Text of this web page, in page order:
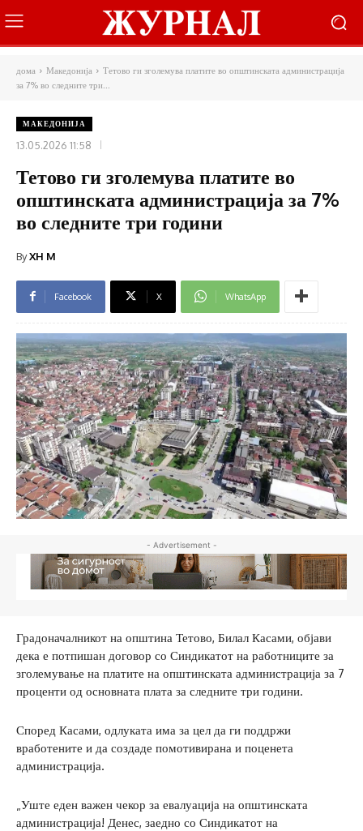
дома Македонија
Тетово ги зголемува платите во општинската администрација
за 7% во следните три...
МАКЕДОНИЈА
13.05.2026 11:58
Тетово ги зголемува платите во
општинската администрација за 7%
во следните три години
ByXH M
Facebook X WhatsApp
- Advertisement -
Градоначалникот на општина Тетово, Билал Касами, објави
дека е потпишан договор со Синдикатот на работниците за
зголемување на платите на општинската администрација за 7
проценти од основната плата за следните три години.
Според Касами, одлуката има за цел да ги поддржи
вработените и да создаде помотивирана и поценета
администрација.
„Уште еден важен чекор за евалуација на општинската
администрација! Денес, заедно со Синдикатот на